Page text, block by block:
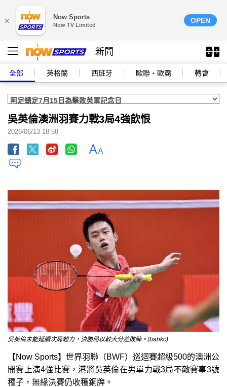
× Now Sports
Now TV Limited
OPEN
新聞
全部 英格蘭 西班牙 歐聯‧歐霸 轉會
吳英倫澳洲羽賽力戰3局4強飲恨
2026/06/13 18:58
吳英倫未能延續次局韌力，決勝局以較大分差敗陣。(bahkc)
【Now Sports】世界羽聯（BWF）巡迴賽超級500的澳洲公
開賽上演4強比賽，港將吳英倫在男單力戰3局不敵賽事3號
種子，無緣決賽仍收穫銅牌。